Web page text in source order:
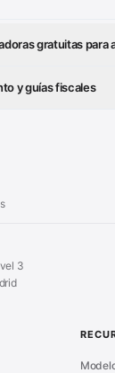
gratuitas para
y guías fiscales
3